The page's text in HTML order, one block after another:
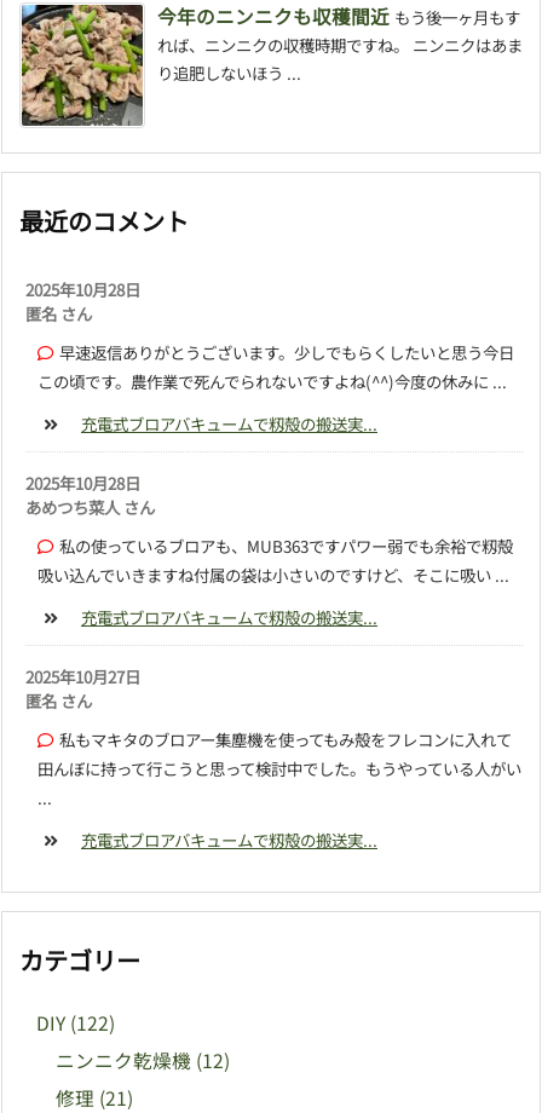
今年のニンニクも収穫間近 もう後一ヶ月もす
れば、ニンニクの収穫時期ですね。 ニンニクはあま
り追肥しないほう ...
最近のコメント
2025年10月28日
匿名 さん
早速返信ありがとうございます。少しでもらくしたいと思う今日
この頃です。農作業で死んでられないですよね(^^)今度の休みに ...
充電式ブロアバキュームで籾殻の搬送実...
2025年10月28日
あめつち菜人 さん
私の使っているブロアも、MUB363ですパワー弱でも余裕で籾殻
吸い込んでいきますね付属の袋は小さいのですけど、そこに吸い ...
充電式ブロアバキュームで籾殻の搬送実...
2025年10月27日
匿名 さん
私もマキタのブロアー集塵機を使ってもみ殻をフレコンに入れて
田んぼに持って行こうと思って検討中でした。もうやっている人がい
...
充電式ブロアバキュームで籾殻の搬送実...
カテゴリー
DIY (122)
ニンニク乾燥機 (12)
修理 (21)